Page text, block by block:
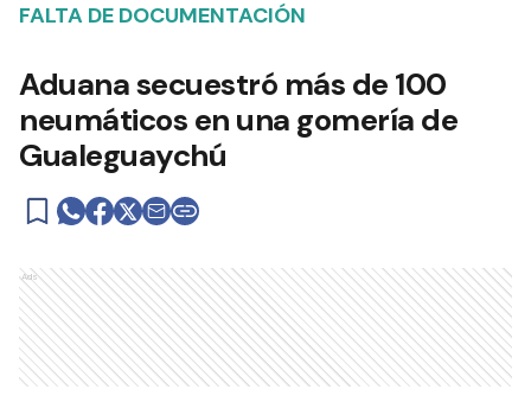
FALTA DE DOCUMENTACIÓN
Aduana secuestró más de 100
neumáticos en una gomería de
Gualeguaychú
Ads